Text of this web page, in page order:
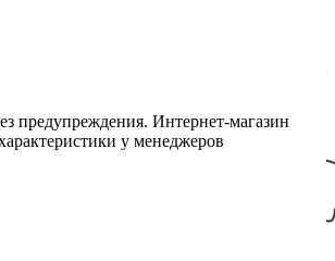
предупреждения. Интернет-магазин
у менеджеров